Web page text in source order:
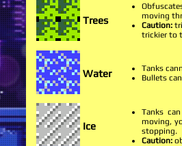
Trees
moving
Caution:
trickier to
Water
Tanks
Bullets
Ice
Tanks
moving,
stopping.
Caution: